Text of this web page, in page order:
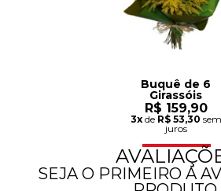
Buquê de 6
Girassóis
R$ 159,90
3xde R$ 53,30 sem
juros
SEJA O PRIMEIRO A